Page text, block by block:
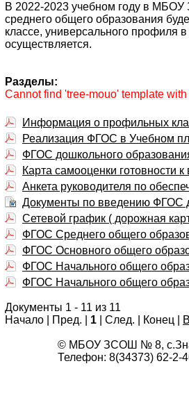
В 2022-2023 учебном году в
среднего общего образования
классе, универсального профиля
осуществляется.
Разделы:
Cannot find 'tree-mouo' template
Информация о профильных
Реализация ФГОС в Учебном
ФГОС дошкольного
Карта самооценки
Анкета руководителя по
Документы по введению ФГОС
Сетевой график ( дорожная
ФГОС Среднего общего
ФГОС Основного общего
ФГОС Начального общего
ФГОС Начального общего
Документы 1 - 11 из 11
Начало | Пред. | 1 | След. | Конец
© МБОУ ЗСОШ № 8,
Телефон: 8(34373) 62-2-